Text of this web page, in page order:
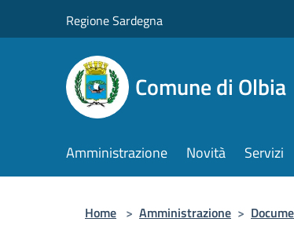
Regione Sardegna
Comune di Olbia
Amministrazione Novità Servizi
Home > Amministrazione >